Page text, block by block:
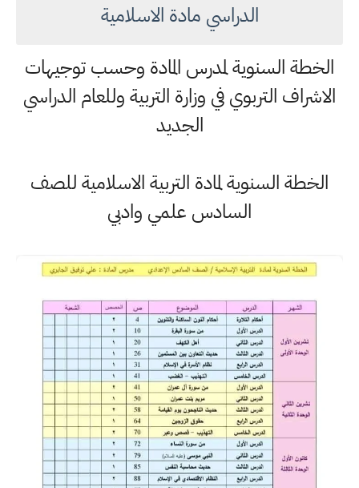
الدراسي مادة الاسلامية
الخطة السنوية لمدرس المادة وحسب توجيهات
الاشراف التربوي في وزارة التربية وللعام الدراسي
الجديد
الخطة السنوية لمادة التربية الاسلامية للصف
السادس علمي وادبي